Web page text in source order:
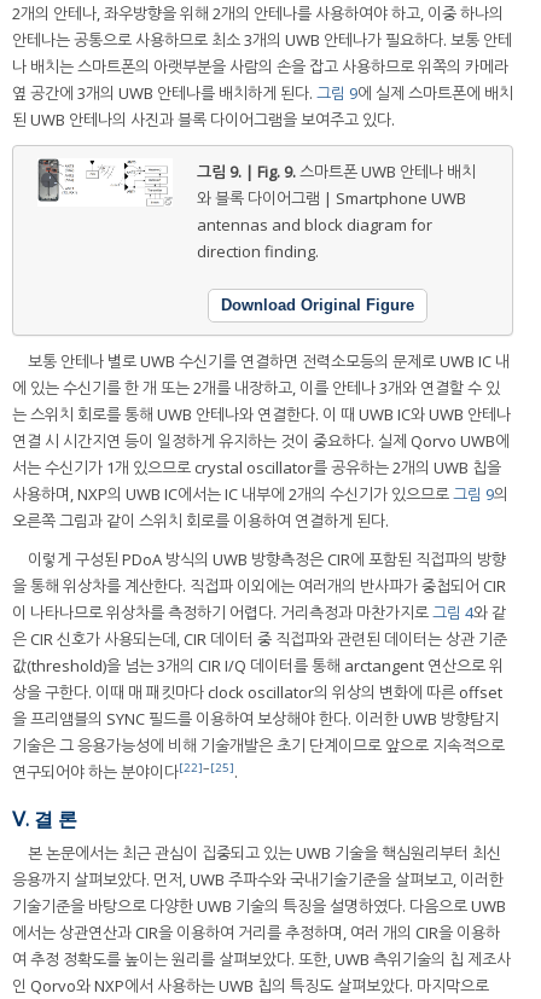
2개의 안테나, 좌우방향을 위해 2개의 안테나를 사용하여야 하고, 이중 하나의
안테나는 공통으로 사용하므로 최소 3개의 UWB 안테나가 필요하다. 보통 안테
나 배치는 스마트폰의 아랫부분을 사람의 손을 잡고 사용하므로 위쪽의 카메라
옆 공간에 3개의 UWB 안테나를 배치하게 된다. 그림 9에 실제 스마트폰에 배치
된 UWB 안테나의 사진과 블록 다이어그램을 보여주고 있다.
그림 9. | Fig. 9.스마트폰 UWB 안테나 배치
와 블록 다이어그램 | Smartphone UWB
antennas and block diagram for
direction finding.
Download Original Figure
보통 안테나 별로 UWB 수신기를 연결하면 전력소모등의 문제로 UWB IC 내
에 있는 수신기를 한 개 또는 2개를 내장하고, 이를 안테나 3개와 연결할 수 있
는 스위치 회로를 통해 UWB 안테나와 연결한다. 이 때 UWB IC와 UWB 안테나
연결 시 시간지연 등이 일정하게 유지하는 것이 중요하다. 실제 Qorvo UWB에
서는 수신기가 1개 있으므로 crystal oscillator를 공유하는 2개의 UWB 칩을
사용하며, NXP의 UWB IC에서는 IC 내부에 2개의 수신기가 있으므로그림 9의
오른쪽 그림과 같이 스위치 회로를 이용하여 연결하게 된다.
이렇게 구성된 PDoA 방식의 UWB 방향측정은 CIR에 포함된 직접파의 방향
을 통해 위상차를 계산한다. 직접파 이외에는 여러개의 반사파가 중첩되어 CIR
이 나타나므로 위상차를 측정하기 어렵다. 거리측정과 마찬가지로그림 4와 같
은 CIR 신호가 사용되는데, CIR 데이터 중 직접파와 관련된 데이터는 상관 기준
값(threshold)을 넘는 3개의 CIR I/Q 데이터를 통해 arctangent 연산으로 위
상을 구한다. 이때 매 패킷마다 clock oscillator의 위상의 변화에 따른 offset
을 프리앰블의 SYNC 필드를 이용하여 보상해야 한다. 이러한 UWB 방향탐지
기술은 그 응용가능성에 비해 기술개발은 초기 단계이므로 앞으로 지속적으로
연구되어야 하는 분야이다[22]~[25].
Ⅴ. 결 론
본 논문에서는 최근 관심이 집중되고 있는 UWB 기술을 핵심원리부터 최신
응용까지 살펴보았다. 먼저, UWB 주파수와 국내기술기준을 살펴보고, 이러한
기술기준을 바탕으로 다양한 UWB 기술의 특징을 설명하였다. 다음으로 UWB
에서는 상관연산과 CIR을 이용하여 거리를 추정하며, 여러 개의 CIR을 이용하
여 추정 정확도를 높이는 원리를 살펴보았다. 또한, UWB 측위기술의 칩 제조사
인 Qorvo와 NXP에서 사용하는 UWB 칩의 특징도 살펴보았다. 마지막으로